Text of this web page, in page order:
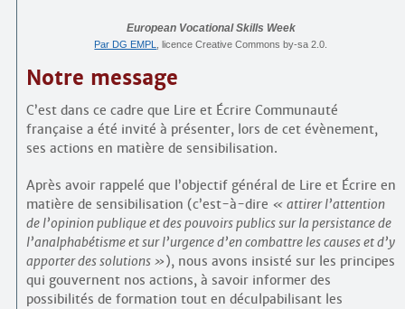
European Vocational Skills Week
Par DG EMPL , licence Creative Commons by-sa 2.0.
Notre message
C’est dans ce cadre que Lire et Écrire Communauté
française a été invité à présenter, lors de cet évènement,
ses actions en matière de sensibilisation.
Après avoir rappelé que l’objectif général de Lire et Écrire en
matière de sensibilisation (c’est-à-dire
attirer l’attention
de l’opinion publique et des pouvoirs publics sur la persistance de
l’analphabétisme et sur l’urgence d’en combattre les causes et d’y
apporter des solutions
), nous avons insisté sur les principes
qui gouvernent nos actions, à savoir informer des
possibilités de formation tout en déculpabilisant les